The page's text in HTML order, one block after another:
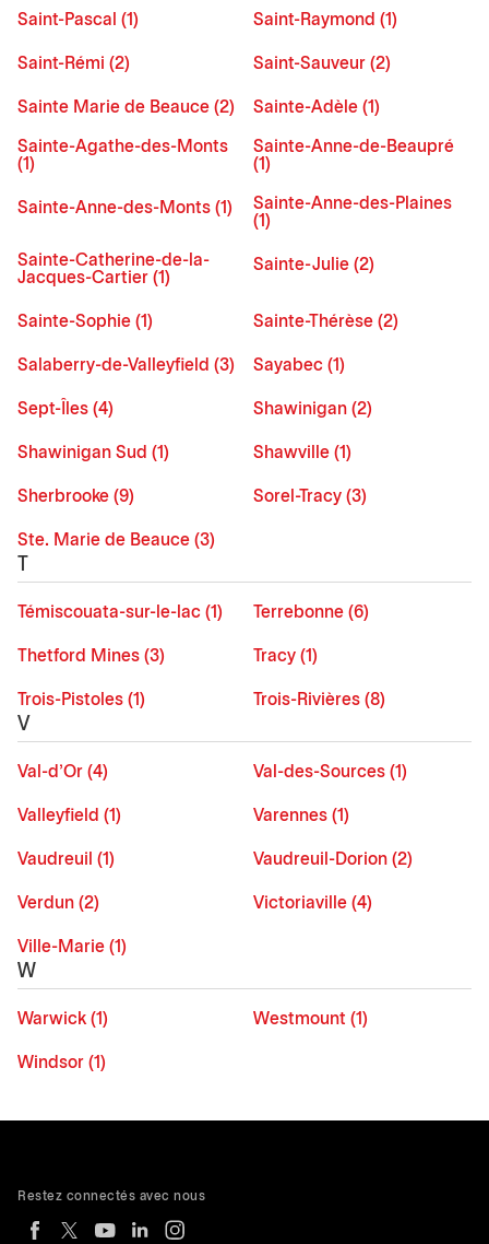
Saint-Pascal (1) Saint-Raymond (1)
Saint-Rémi (2) Saint-Sauveur (2)
Sainte Marie de Beauce (2) Sainte-Adèle (1)
Sainte-Agathe-des-Monts
(1)
Sainte-Anne-de-Beaupré
(1)
Sainte-Anne-des-Monts (1)
Sainte-Anne-des-Plaines
(1)
Sainte-Catherine-de-la-
Jacques-Cartier (1)
Sainte-Julie (2)
Sainte-Sophie (1) Sainte-Thérèse (2)
Salaberry-de-Valleyfield (3) Sayabec (1)
Sept-Îles (4) Shawinigan (2)
Shawinigan Sud (1) Shawville (1)
Sherbrooke (9) Sorel-Tracy (3)
Ste. Marie de Beauce (3)
Témiscouata-sur-le-lac (1) Terrebonne (6)
Thetford Mines (3) Tracy (1)
Trois-Pistoles (1) Trois-Rivières (8)
V
Val-d'Or (4) Val-des-Sources (1)
Valleyfield (1) Varennes (1)
Vaudreuil (1) Vaudreuil-Dorion (2)
Verdun (2) Victoriaville (4)
Ville-Marie (1)
W
Warwick (1) Westmount (1)
Windsor (1)
Restez connectés avec nous